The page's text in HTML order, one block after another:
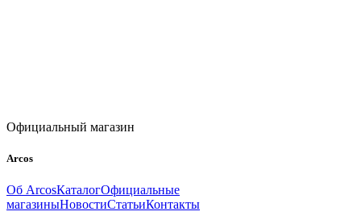
Официальный магазин
Arcos
Об ArcosКаталогОфициальные
магазиныНовостиСтатьиКонтакты